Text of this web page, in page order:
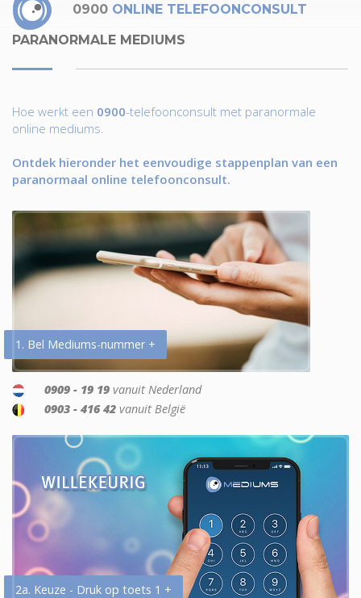
0900 ONLINE TELEFOONCONSULT
PARANORMALE MEDIUMS
Hoe werkt een 0900-telefoonconsult met paranormale
online mediums.
Ontdek hieronder het eenvoudige stappenplan van een
paranormaal online telefoonconsult.
1. Bel Mediums-nummer +
0909 - 19 19 vanuit Nederland
0903 - 416 42 vanuit België
2a. Keuze - Druk op toets 1 +